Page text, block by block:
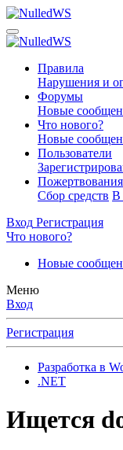
Правила
Нарушения и
Форумы
Новые
Что нового?
Новые
Пользователи
Пожертвования
Сбор средств В
Вход Регистрация
Что нового?
Новые
Меню
Вход
Регистрация
Разработка в
.NET
Ищется